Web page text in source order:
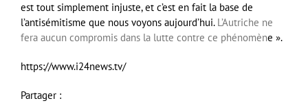
est tout simplement injuste, et c’est en fait la base de
l’antisémitisme que nous voyons aujourd’hui. L’Autriche ne
fera aucun compromis dans la lutte contre ce phénomène ».
https://www.i24news.tv/
Partager :